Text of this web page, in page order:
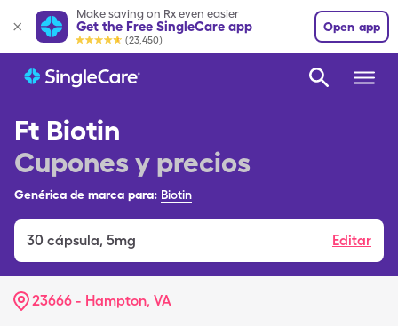
Make saving on Rx even easier
Get the Free SingleCare app
(23,450)
Open app
Ft Biotin
Cupones y precios
Genérica de marca para: Biotin
30 cápsula, 5mg Editar
23666 - Hampton, VA